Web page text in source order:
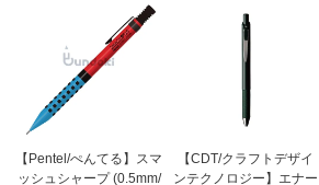
【Pentel/ぺんてる】スマ
ッシュシャープ (0.5mm/
【CDT/クラフトデザイ
ンテクノロジー】エナー